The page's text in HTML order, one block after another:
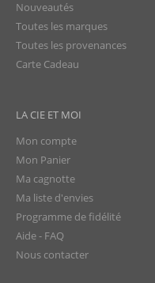
Nouveautés
Toutes les marques
Toutes les provenances
Carte Cadeau
LA CIE ET MOI
Mon compte
Mon Panier
Ma cagnotte
Ma liste d'envies
Programme de fidélité
Aide - FAQ
Nous contacter